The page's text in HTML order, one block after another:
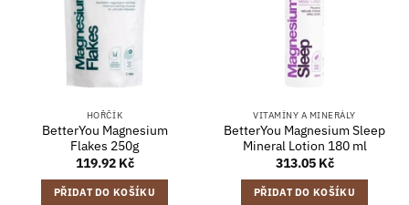
HOŘČÍK
BetterYou Magnesium
Flakes 250g
119.92 Kč
PŘIDAT DO KOŠÍKU
VITAMÍNY A MINERÁLY
BetterYou Magnesium Sleep
Mineral Lotion 180 ml
313.05 Kč
PŘIDAT DO KOŠÍKU